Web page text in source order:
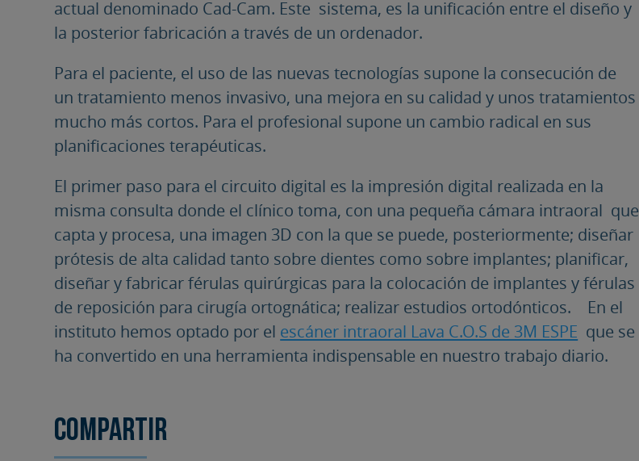
actual denominado Cad-Cam. Este sistema, es la unificación entre el diseño y
la posterior fabricación a través de un ordenador.
Para el paciente, el uso de las nuevas tecnologías supone la consecución de
un tratamiento menos invasivo, una mejora en su calidad y unos tratamientos
mucho más cortos. Para el profesional supone un cambio radical en sus
planificaciones terapéuticas.
El primer paso para el circuito digital es la impresión digital realizada en la
misma consulta donde el clínico toma, con una pequeña cámara intraoral que
capta y procesa, una imagen 3D con la que se puede, posteriormente; diseñar
prótesis de alta calidad tanto sobre dientes como sobre implantes; planificar,
diseñar y fabricar férulas quirúrgicas para la colocación de implantes y férulas
de reposición para cirugía ortognática; realizar estudios ortodónticos. En el
instituto hemos optado por el escáner intraoral Lava C.O.S de 3M ESPE que se
ha convertido en una herramienta indispensable en nuestro trabajo diario.
Compartir